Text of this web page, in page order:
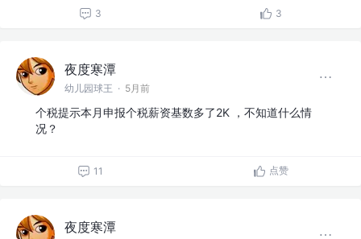
3 3
夜度寒潭
幼儿园球王 · 5月前
个税提示本月申报个税薪资基数多了2K ，不知道什么情
况？
11 点赞
夜度寒潭